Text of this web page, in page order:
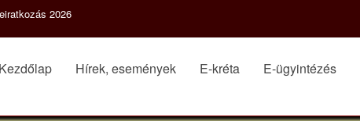
2026
Kezdőlap Hírek, események E-kréta E-ügyintézés